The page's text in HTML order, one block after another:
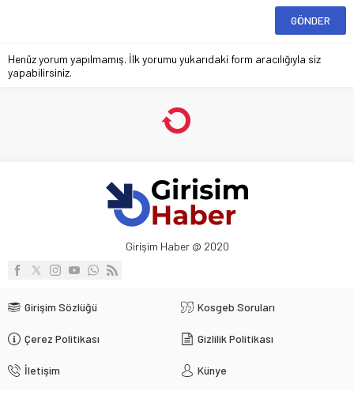
Henüz yorum yapılmamış. İlk yorumu yukarıdaki form aracılığıyla siz
yapabilirsiniz.
Girişim Haber @ 2020
Girişim Sözlüğü Kosgeb Soruları
Çerez Politikası Gizlilik Politikası
İletişim Künye